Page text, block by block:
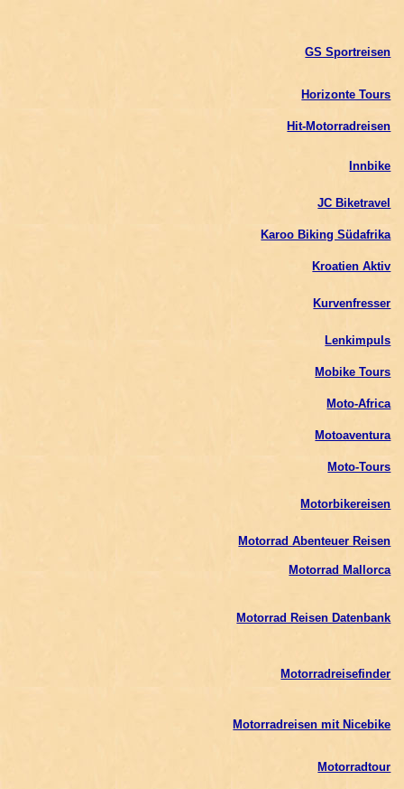
GS Sportreisen
Horizonte Tours
Hit-Motorradreisen
Innbike
JC Biketravel
Karoo Biking Südafrika
Kroatien Aktiv
Kurvenfresser
Lenkimpuls
Mobike Tours
Moto-Africa
Motoaventura
Moto-Tours
Motorbikereisen
Motorrad Abenteuer Reisen
Motorrad Mallorca
Motorrad Reisen Datenbank
Motorradreisefinder
Motorradreisen mit Nicebike
Motorradtour